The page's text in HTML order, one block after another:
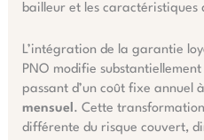
bailleur et les caractéristiques
L’intégration de la garantie
PNO modifie
passant d’un coût fixe annuel
mensuel. Cette
différente du risque couvert,